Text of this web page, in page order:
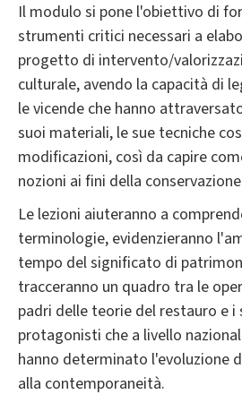
Il modulo si pone l'obiettivo di
strumenti critici necessari a
progetto di intervento/
culturale, avendo la capacità di
le vicende che hanno
suoi materiali, le sue tecniche
modificazioni, così da capire
nozioni ai fini della
Le lezioni aiuteranno a
terminologie, evidenzieranno
tempo del significato di
tracceranno un quadro tra le
padri delle teorie del restauro e i
protagonisti che a livello
hanno determinato l'evoluzione
alla contemporaneità.